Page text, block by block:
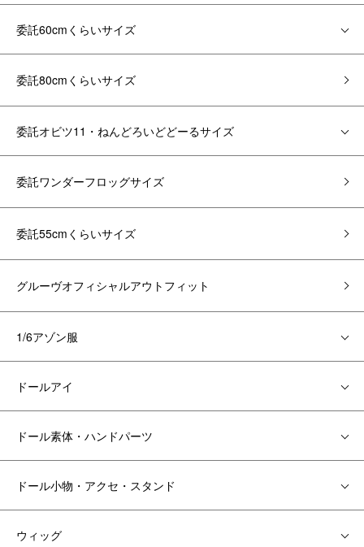
委託60cmくらいサイズ
委託80cmくらいサイズ
委託オビツ11・ねんどろいどどーるサイズ
委託ワンダーフロッグサイズ
委託55cmくらいサイズ
グルーヴオフィシャルアウトフィット
1/6アゾン服
ドールアイ
ドール素体・ハンドパーツ
ドール小物・アクセ・スタンド
ウィッグ